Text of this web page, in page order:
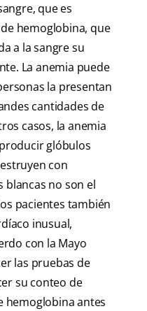
que es
hemoglobina, que
a la sangre su
La anemia puede
la presentan
cantidades de
casos, la anemia
glóbulos
con
blancas no son el
pacientes también
inusual,
con la Mayo
las pruebas de
su conteo de
hemoglobina antes